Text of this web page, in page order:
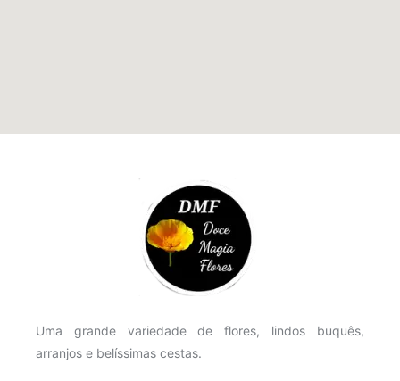
Uma grande variedade de flores, lindos buquês,
arranjos e belíssimas cestas.